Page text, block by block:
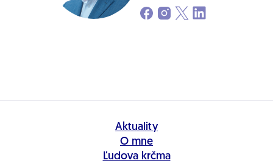
Aktuality
O mne
Ľudova krčma